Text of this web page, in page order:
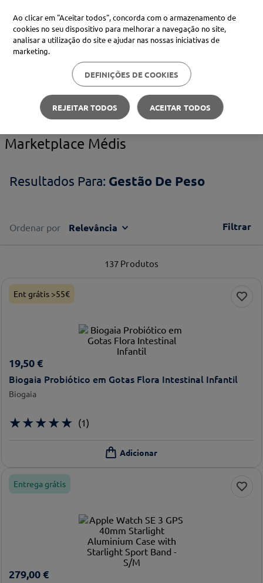
Procure no Marketplace Médis
Pesquisas mais comuns
xiaomi
3º now
Gestão de Peso
Marketplace Médis
Gestão De Peso
Ordenar por Relevância Filtrar
137 Produtos
Ent grátis >55€
19,50 €
Biogaia Probiótico em Gotas Flora Intestinal Infantil
Biogaia
★★★★★ (1)
Entrega grátis
279,00 €
Ao clicar em "Aceitar todos", concorda com o armazenamento de
cookies no seu dispositivo para melhorar a navegação no site,
analisar a utilização do site e ajudar nas nossas iniciativas de
marketing.
DEFINIÇÕES DE COOKIES
REJEITAR TODOS ACEITAR TODOS